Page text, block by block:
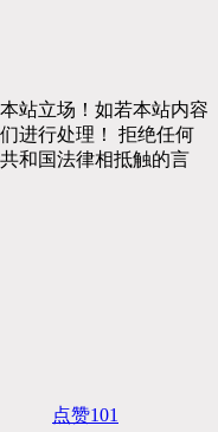
站立场！如若本站内容
进行处理！ 拒绝任何
和国法律相抵触的言
点赞101